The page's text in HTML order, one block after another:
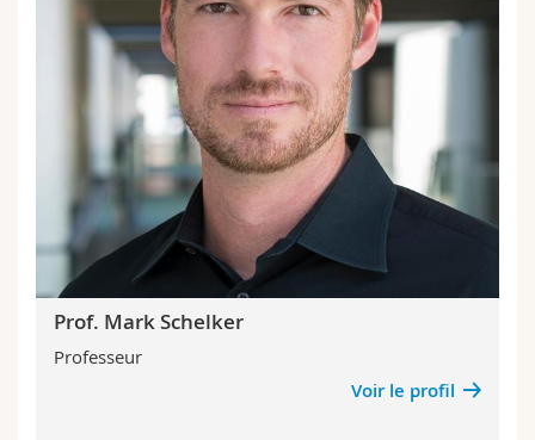
Prof. Mark Schelker
Professeur
Voir le profil